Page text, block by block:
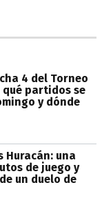
4 del Torneo
qué partidos se
y dónde
Huracán: una
de juego y
un duelo de